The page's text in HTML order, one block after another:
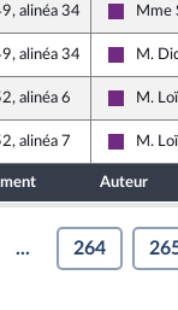
alinéa 34
La
Mme
alinéa 34
La
M.
alinéa 6
La
M.
alinéa 7
La
M.
Auteur
... 264